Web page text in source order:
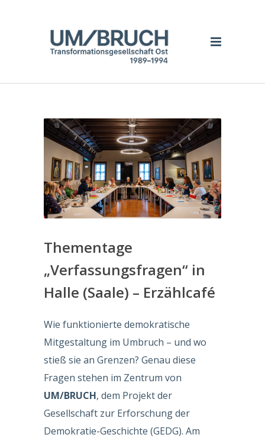
Thementage
„Verfassungsfragen“ in
Halle (Saale) – Erzählcafé
Wie funktionierte demokratische
Mitgestaltung im Umbruch – und wo
stieß sie an Grenzen? Genau diese
Fragen stehen im Zentrum von
UM/BRUCH, dem Projekt der
Gesellschaft zur Erforschung der
Demokratie-Geschichte (GEDG). Am